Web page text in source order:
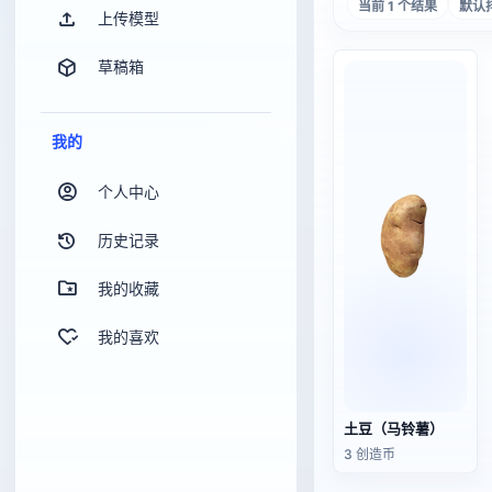
上传模型
草稿箱
我的
个人中心
历史记录
我的收藏
我的喜欢
当前 1 个结果 默认
土豆（马铃薯）
3 创造币